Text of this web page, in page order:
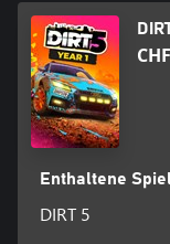
Enthaltene
DIRT 5